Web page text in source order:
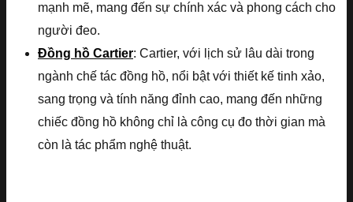
mạnh mẽ, mang đến sự chính xác và phong cách cho
người đeo.
Đồng hồ Cartier: Cartier, với lịch sử lâu dài trong
ngành chế tác đồng hồ, nổi bật với thiết kế tinh xảo,
sang trọng và tính năng đỉnh cao, mang đến những
chiếc đồng hồ không chỉ là công cụ đo thời gian mà
còn là tác phẩm nghệ thuật.